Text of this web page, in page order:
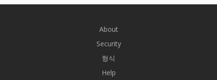
About
Security
형식
Help